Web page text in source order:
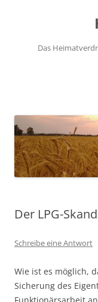
Das
Der LPG-
Schreibe eine Antwort
Wie ist es möglich,
Sicherung des